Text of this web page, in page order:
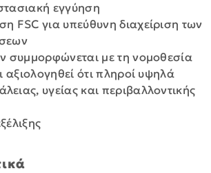
εγγύηση
FSC για υπεύθυνη διαχείριση των
συμμορφώνεται με τη νομοθεσία
αξιολογηθεί ότι πληροί υψηλά
υγείας και περιβαλλοντικής